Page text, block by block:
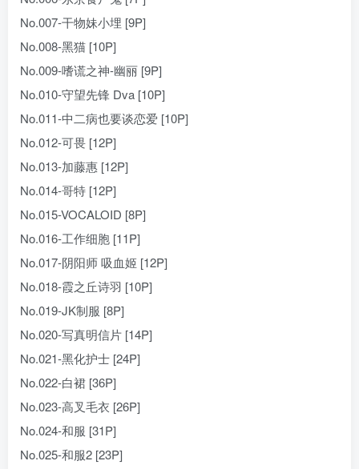
No.007-干物妹小埋 [9P]
No.008-黑猫 [10P]
No.009-嗜谎之神-幽丽 [9P]
No.010-守望先锋 Dva [10P]
No.011-中二病也要谈恋爱 [10P]
No.012-可畏 [12P]
No.013-加藤惠 [12P]
No.014-哥特 [12P]
No.015-VOCALOID [8P]
No.016-工作细胞 [11P]
No.017-阴阳师 吸血姬 [12P]
No.018-霞之丘诗羽 [10P]
No.019-JK制服 [8P]
No.020-写真明信片 [14P]
No.021-黑化护士 [24P]
No.022-白裙 [36P]
No.023-高叉毛衣 [26P]
No.024-和服 [31P]
No.025-和服2 [23P]